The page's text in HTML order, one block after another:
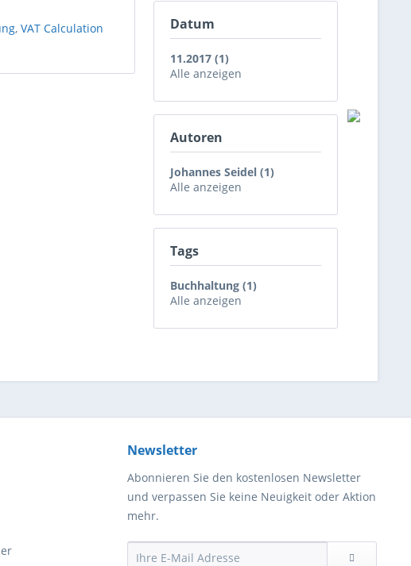
Datum
11.2017 (1)
Alle anzeigen
Autoren
Johannes Seidel (1)
Alle anzeigen
Tags
Buchhaltung (1)
Alle anzeigen
,VAT Calculation
Newsletter
Abonnieren Sie den kostenlosen Newsletter
und verpassen Sie keine Neuigkeit oder Aktion
mehr.